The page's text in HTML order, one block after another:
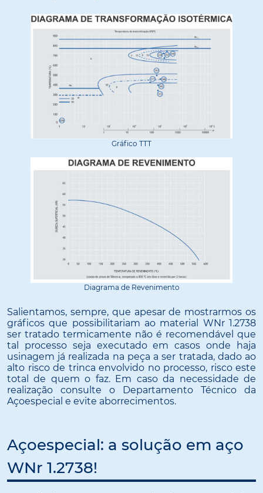
Gráfico TTT
Diagrama de Revenimento
Salientamos, sempre, que apesar de mostrarmos os
gráficos que possibilitariam ao material WNr 1.2738
ser tratado termicamente não é recomendável que
tal processo seja executado em casos onde haja
usinagem já realizada na peça a ser tratada, dado ao
alto risco de trinca envolvido no processo, risco este
total de quem o faz. Em caso da necessidade de
realização consulte o Departamento Técnico da
Açoespecial e evite aborrecimentos.
Açoespecial: a solução em aço
WNr 1.2738!